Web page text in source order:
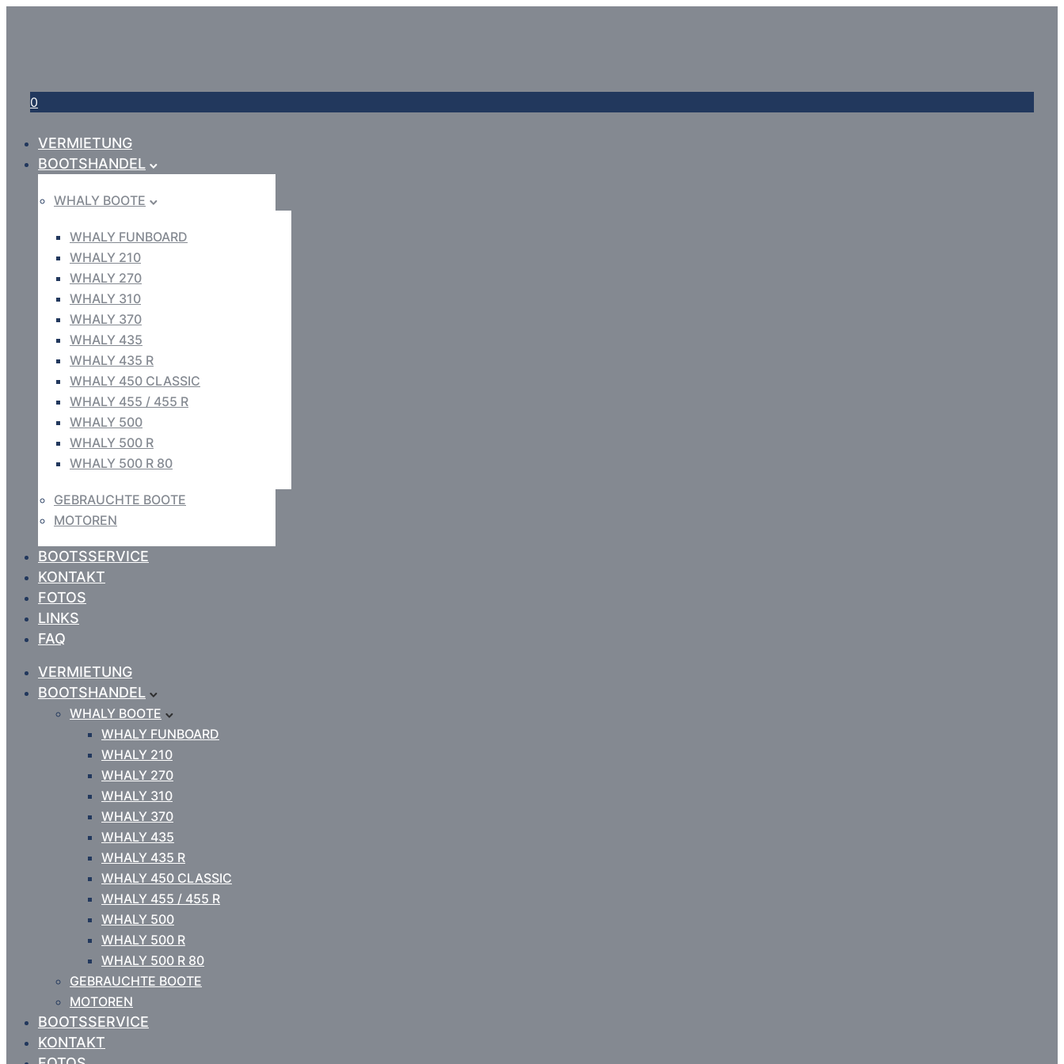
0
VERMIETUNG
BOOTSHANDEL
WHALY BOOTE
WHALY FUNBOARD
WHALY 210
WHALY 270
WHALY 310
WHALY 370
WHALY 435
WHALY 435 R
WHALY 450 CLASSIC
WHALY 455 / 455 R
WHALY 500
WHALY 500 R
WHALY 500 R 80
GEBRAUCHTE BOOTE
MOTOREN
BOOTSSERVICE
KONTAKT
FOTOS
LINKS
FAQ
VERMIETUNG
BOOTSHANDEL
WHALY BOOTE
WHALY FUNBOARD
WHALY 210
WHALY 270
WHALY 310
WHALY 370
WHALY 435
WHALY 435 R
WHALY 450 CLASSIC
WHALY 455 / 455 R
WHALY 500
WHALY 500 R
WHALY 500 R 80
GEBRAUCHTE BOOTE
MOTOREN
BOOTSSERVICE
KONTAKT